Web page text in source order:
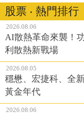
股票 ‧ 熱門排行
2026.08.06
AI散熱革命來襲！
利散熱新戰場
2026.08.05
穩懋、宏捷科、全
黃金年代
2026.08.06